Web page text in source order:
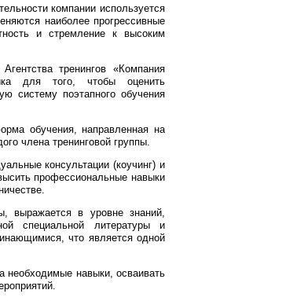
компании используется
наиболее прогрессивные
и стремление к высоким
тренингов «Компания
для того, чтобы оценить
систему поэтапного обучения
обучения, направленная на
члена тренинговой группы.
консультации (коучинг) и
профессиональные навыки
выражается в уровне знаний,
специальной литературы и
что является одной
необходимые навыки, осваивать